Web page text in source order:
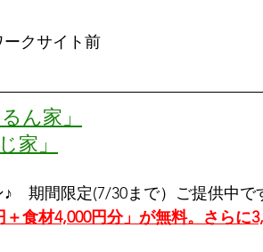
クサイト前
ん家」
家」
　期間限定(7/30まで）ご提供中で
食材4,000円分」が無料。さらに